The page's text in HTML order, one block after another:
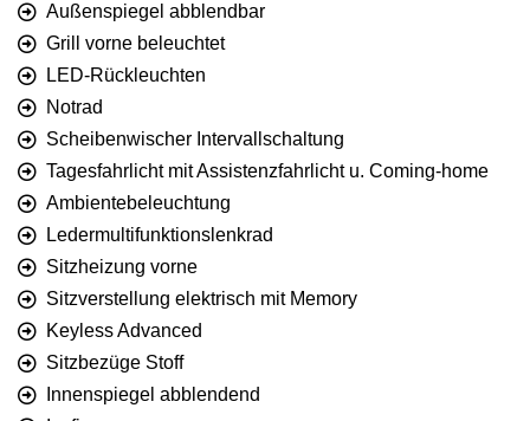
Außenspiegel abblendbar
Grill vorne beleuchtet
LED-Rückleuchten
Notrad
Scheibenwischer Intervallschaltung
Tagesfahrlicht mit Assistenzfahrlicht u. Coming-home
Ambientebeleuchtung
Ledermultifunktionslenkrad
Sitzheizung vorne
Sitzverstellung elektrisch mit Memory
Keyless Advanced
Sitzbezüge Stoff
Innenspiegel abblendend